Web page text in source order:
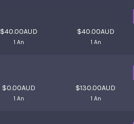
$40.00AUD
1 An
$40.00AUD
1 An
$0.00AUD
1 An
$130.00AUD
1 An